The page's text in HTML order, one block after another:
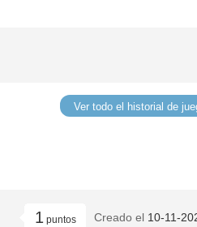
Ver todo el historial de
1puntos Creado el 10-11-